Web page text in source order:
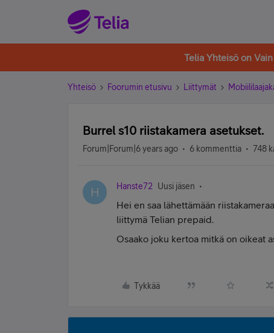
Telia Yhteisö on
Yhteisö Foorumin etusivu Liittymät
Burrel s10 riistakamera asetukset.
Forum|Forum|6 years ago 6 kommenttia 748
H Hanste72 Uusi jäsen
Hei en saa lähettämään
liittymä Telian prepaid.
Osaako joku kertoa mitkä on oikeat
Tykkää